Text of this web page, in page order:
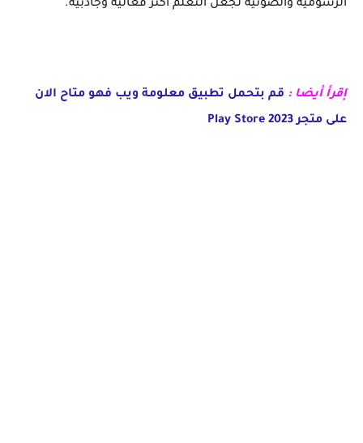
الرسومية والصوتية لجعل التعلم أكثر فعالية وجاذبية.
إقرأ أيضا : قم بتحمل تطبيق معلومة ويب فهو متاح الان
على متجر Play Store 2023